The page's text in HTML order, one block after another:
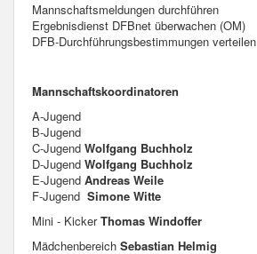
Mannschaftsmeldungen durchführen
Ergebnisdienst DFBnet überwachen (OM)
DFB-Durchführungsbestimmungen verteilen
Mannschaftskoordinatoren
A-Jugend
B-Jugend
C-Jugend Wolfgang Buchholz
D-Jugend Wolfgang Buchholz
E-Jugend Andreas Weile
F-Jugend Simone Witte
Mini - KickerThomas Windoffer
Mädchenbereich Sebastian Helmig